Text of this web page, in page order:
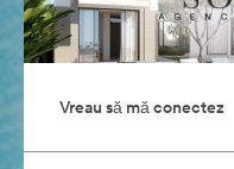
Vreau să mă conectez